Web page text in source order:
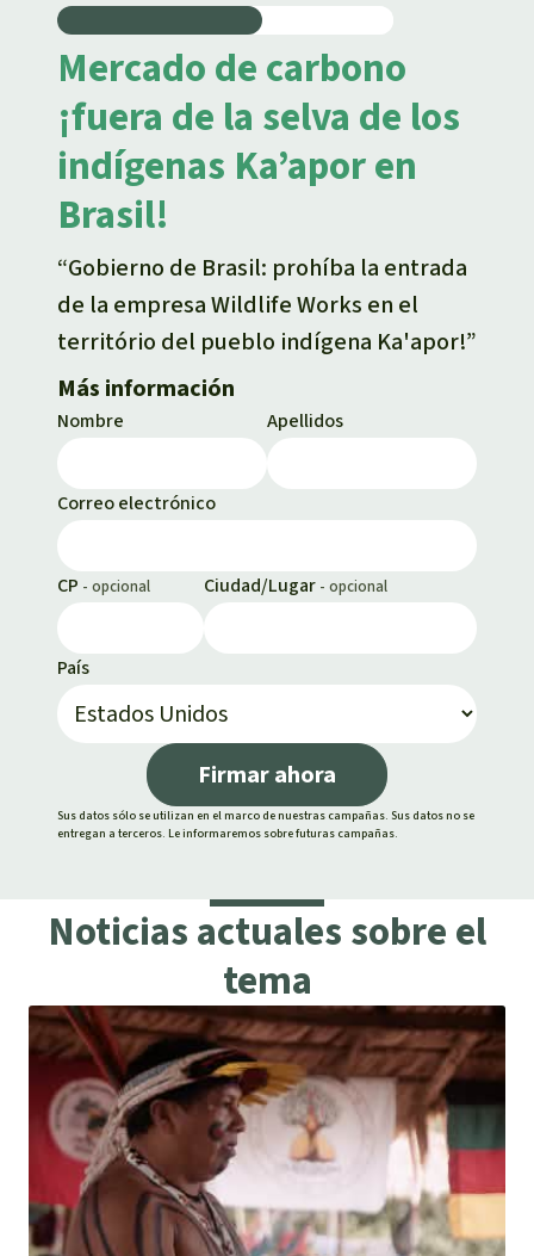
Mercado de carbono
¡fuera de la selva de los
indígenas Ka’apor en
Brasil!
“Gobierno de Brasil: prohíba la entrada
de la empresa Wildlife Works en el
território del pueblo indígena Ka'apor!”
Más información
Nombre Apellidos
Correo electrónico
CP Ciudad/Lugar
País
Firmar ahora
Sus datos sólo se utilizan en el marco de nuestras campañas. Sus datos no se
entregan a terceros. Le informaremos sobre futuras campañas.
Noticias actuales sobre el
tema